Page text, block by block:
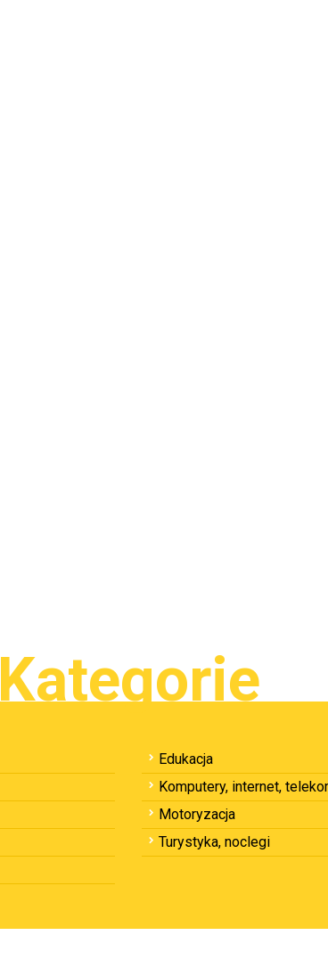
Kategorie
Edukacja
Komputery, internet,
Motoryzacja
Turystyka, noclegi